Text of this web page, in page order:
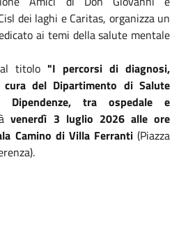
dei laghi e Caritas, organizza un
ai temi della salute mentale
titolo "I percorsi di diagnosi,
del Dipartimento di Salute
tra ospedale e
venerdì 3 luglio 2026 alle ore
Camino di Villa Ferranti(Piazza